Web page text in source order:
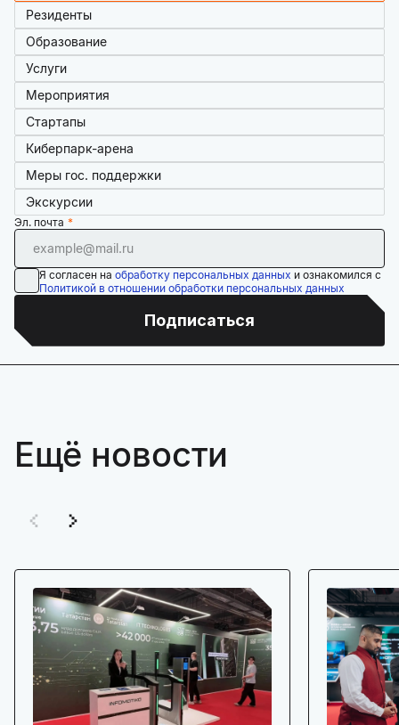
Резиденты
Образование
Услуги
Мероприятия
Стартапы
Киберпарк-арена
Меры гос. поддержки
Экскурсии
Эл. почта
Я согласен на обработку персональных данных и ознакомился с
Политикой в отношении обработки персональных данных
Подписаться
Ещё новости